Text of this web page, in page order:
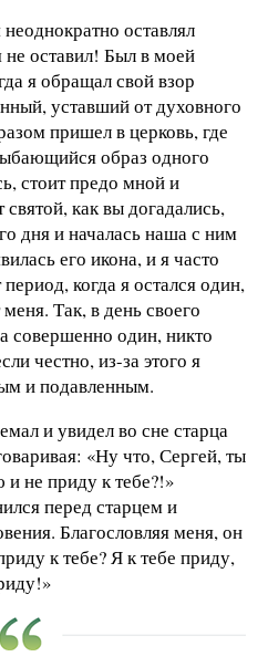
оставлял
оставил! Был в моей
я обращал свой взор
уставший от духовного
пришел в церковь, где
образ одного
стоит предо мной и
как вы догадались,
дня и началась наша с ним
его икона, и я часто
когда я остался один,
Так, в день своего
совершенно один, никто
честно, из-за этого я
и подавленным.
и увидел во сне старца
«Ну что, Сергей, ты
и не приду к тебе?!»
перед старцем и
Благословляя меня, он
к тебе? Я к тебе приду,